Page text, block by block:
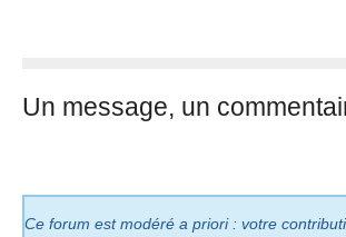
Un message, un
Ce forum est modéré a priori : votre